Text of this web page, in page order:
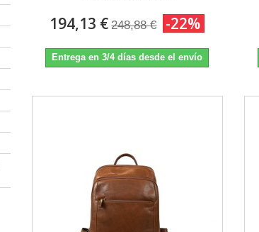
194,13 € 248,88 € -22%
Entrega en 3/4 días desde el envío